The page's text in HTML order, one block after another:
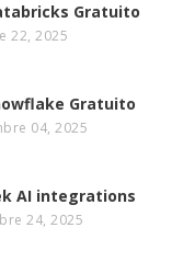
Gratuito
22, 2025
Gratuito
04, 2025
AI integrations
24, 2025